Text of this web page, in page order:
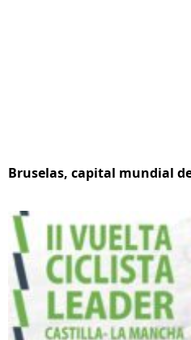
Bruselas, capital mundial